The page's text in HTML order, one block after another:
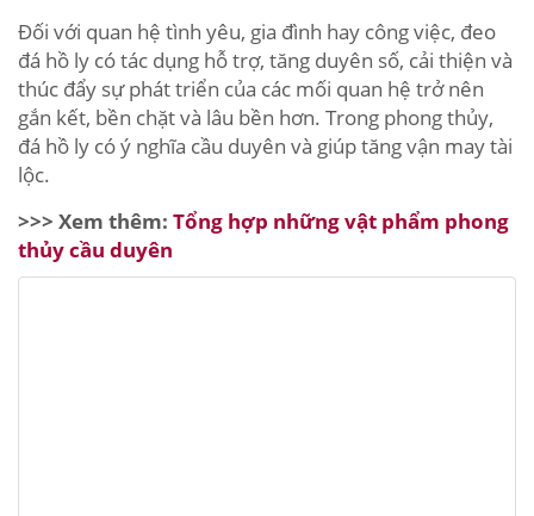
Đối với quan hệ tình yêu, gia đình hay công việc, đeo
đá hồ ly có tác dụng hỗ trợ, tăng duyên số, cải thiện và
thúc đẩy sự phát triển của các mối quan hệ trở nên
gắn kết, bền chặt và lâu bền hơn. Trong phong thủy,
đá hồ ly có ý nghĩa cầu duyên và giúp tăng vận may tài
lộc.
>>> Xem thêm: Tổng hợp những vật phẩm phong
thủy cầu duyên